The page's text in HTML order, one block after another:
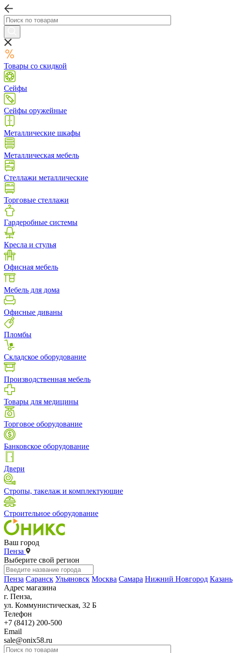
Товары со скидкой
Сейфы
Сейфы оружейные
Металлические шкафы
Металлическая мебель
Стеллажи металлические
Торговые стеллажи
Гардеробные системы
Кресла и стулья
Офисная мебель
Мебель для дома
Офисные диваны
Пломбы
Складское оборудование
Производственная мебель
Товары для медицины
Торговое оборудование
Банковское оборудование
Двери
Стропы, такелаж и комплектующие
Строительное оборудование
Ваш город
Пенза
Выберите свой регион
Пенза Саранск Ульяновск Москва Самара Нижний Новгород Казань
Адрес магазина
г. Пенза,
ул. Коммунистическая, 32 Б
Телефон
+7 (8412) 200-500
Email
sale@onix58.ru